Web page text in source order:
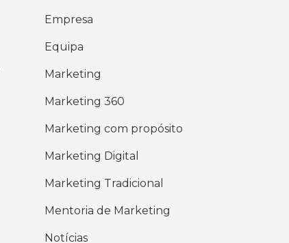
Empresa
Equipa
Marketing
Marketing 360
Marketing com propósito
Marketing Digital
Marketing Tradicional
Mentoria de Marketing
Notícias